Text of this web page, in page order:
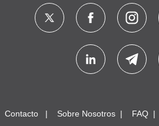
Contacto Sobre Nosotros FAQ